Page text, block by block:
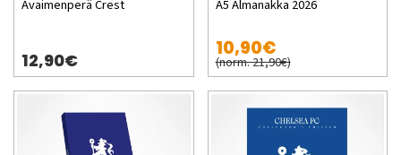
Avaimenperä Crest
12,90€
A5 Almanakka 2026
10,90€
(norm. 21,90€)